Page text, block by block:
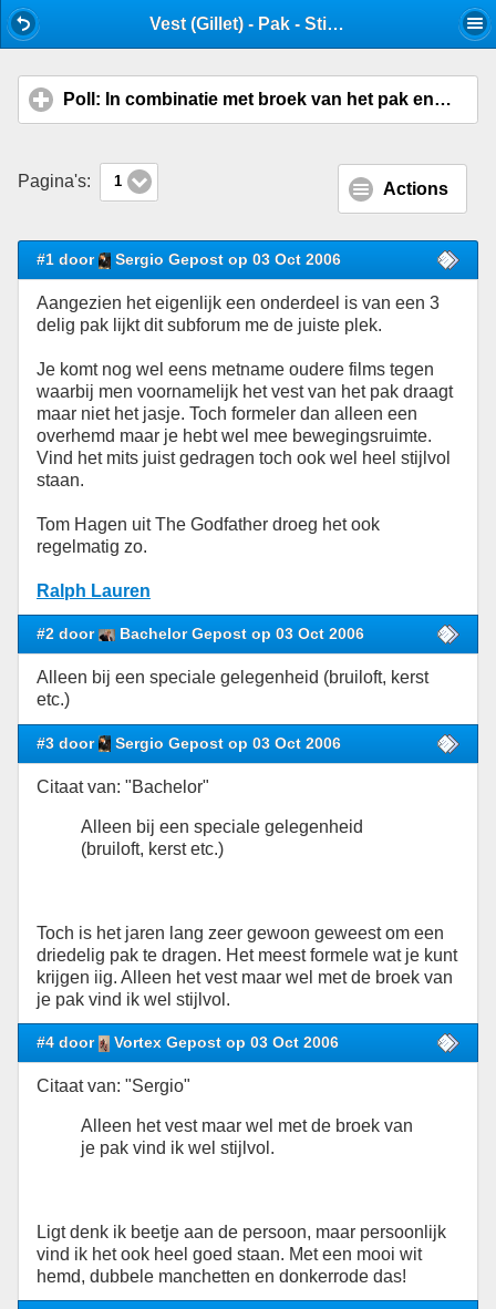
Vest (Gillet) - Pak - Stijlforum
Poll: In combinatie met broek van het pak enkel het vest dragen, zonder jasje. Acceptabel?
Pagina's: 1 Actions
#1 door Sergio Gepost op 03 Oct 2006
Aangezien het eigenlijk een onderdeel is van een 3
delig pak lijkt dit subforum me de juiste plek.
Je komt nog wel eens metname oudere films tegen
waarbij men voornamelijk het vest van het pak draagt
maar niet het jasje. Toch formeler dan alleen een
overhemd maar je hebt wel mee bewegingsruimte.
Vind het mits juist gedragen toch ook wel heel stijlvol
staan.
Tom Hagen uit The Godfather droeg het ook
regelmatig zo.
Ralph Lauren
#2 door Bachelor Gepost op 03 Oct 2006
Alleen bij een speciale gelegenheid (bruiloft, kerst
etc.)
#3 door Sergio Gepost op 03 Oct 2006
Citaat van: "Bachelor"
Alleen bij een speciale gelegenheid
(bruiloft, kerst etc.)
Toch is het jaren lang zeer gewoon geweest om een
driedelig pak te dragen. Het meest formele wat je kunt
krijgen iig. Alleen het vest maar wel met de broek van
je pak vind ik wel stijlvol.
#4 door Vortex Gepost op 03 Oct 2006
Citaat van: "Sergio"
Alleen het vest maar wel met de broek van
je pak vind ik wel stijlvol.
Ligt denk ik beetje aan de persoon, maar persoonlijk
vind ik het ook heel goed staan. Met een mooi wit
hemd, dubbele manchetten en donkerrode das!